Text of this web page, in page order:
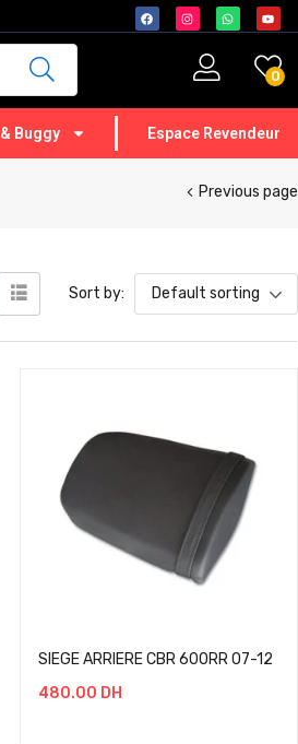
0
Buggy Espace Revendeur
Previous page
Sort by: Default sorting
SIEGE ARRIERE CBR 600RR 07-12
480.00 DH